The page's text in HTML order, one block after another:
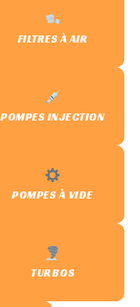
FILTRES À AIR
POMPES INJECTION
POMPES À VIDE
TURBOS